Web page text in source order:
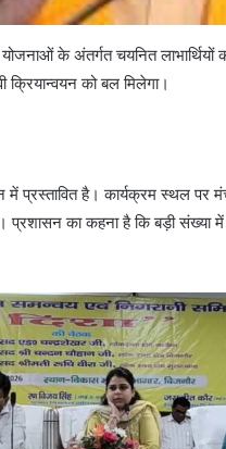
के अंतर्गत चयनित लाभार्थियों
क्रियान्वयन को बल मिलेगा।
में प्रस्तावित है। कार्यक्रम स्थल
प्रशासन का कहना है कि बड़ी संख्या